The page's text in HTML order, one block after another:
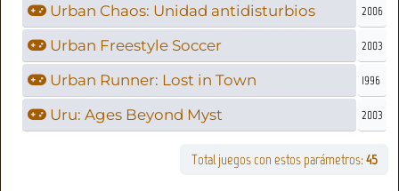
Urban Chaos: Unidad antidisturbios 2006
Urban Freestyle Soccer 2003
Urban Runner: Lost in Town 1996
Uru: Ages Beyond Myst 2003
Total juegos con estos parámetros: 45